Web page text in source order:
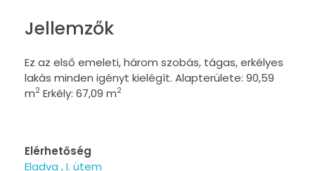
Jellemzők
Ez az első emeleti, három szobás, tágas, erkélyes
lakás minden igényt kielégít. Alapterülete: 90,59
m2 Erkély: 67,09 m2
Elérhetőség
Eladva I. ütem